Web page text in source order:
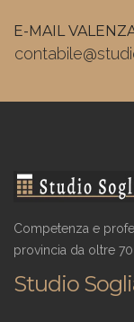
E-MAIL
Competenza e
provincia da oltre 70
Studio